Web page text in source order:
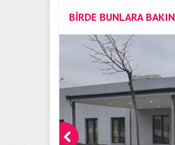
BİRDE BUNLARA BAKIN